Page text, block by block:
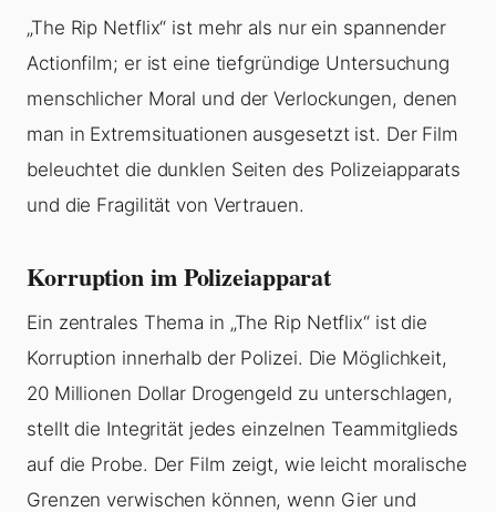
„The Rip Netflix“ ist mehr als nur ein spannender
Actionfilm; er ist eine tiefgründige Untersuchung
menschlicher Moral und der Verlockungen, denen
man in Extremsituationen ausgesetzt ist. Der Film
beleuchtet die dunklen Seiten des Polizeiapparats
und die Fragilität von Vertrauen.
Korruption im Polizeiapparat
Ein zentrales Thema in „The Rip Netflix“ ist die
Korruption innerhalb der Polizei. Die Möglichkeit,
20 Millionen Dollar Drogengeld zu unterschlagen,
stellt die Integrität jedes einzelnen Teammitglieds
auf die Probe. Der Film zeigt, wie leicht moralische
Grenzen verwischen können, wenn Gier und